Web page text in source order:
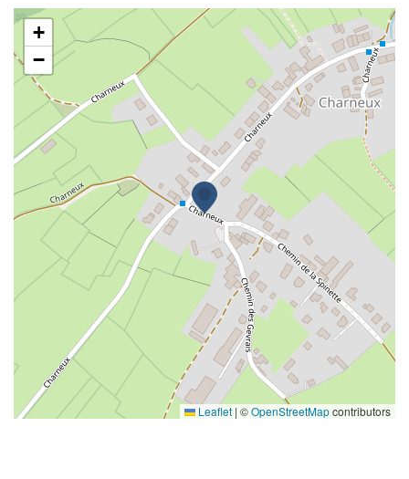
Mme Nathalie Huveneers
+
−
Leaflet | ©OpenStreetMapcontributors